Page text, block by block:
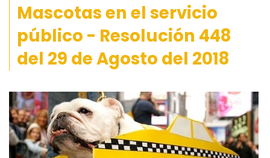
Mascotas en el servicio
público - Resolución 448
del 29 de Agosto del 2018